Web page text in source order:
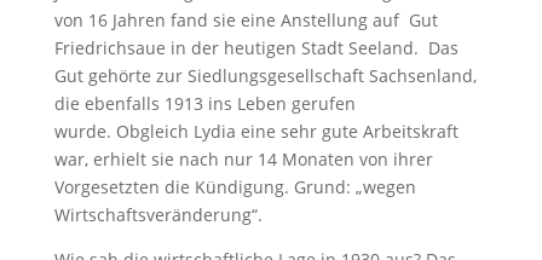
von 16 Jahren fand sie eine Anstellung auf Gut
Friedrichsaue in der heutigen Stadt Seeland. Das
Gut gehörte zur Siedlungsgesellschaft Sachsenland,
die ebenfalls 1913 ins Leben gerufen
wurde. Obgleich Lydia eine sehr gute Arbeitskraft
war, erhielt sie nach nur 14 Monaten von ihrer
Vorgesetzten die Kündigung. Grund: „wegen
Wirtschaftsveränderung“.